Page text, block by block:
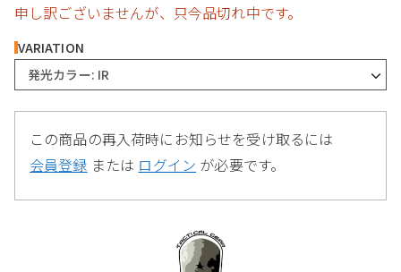
申し訳ございませんが、只今品切れ中です。
VARIATION
発光カラー: IR
この商品の再入荷時にお知らせを受け取るには
会員登録 または ログイン が必要です。